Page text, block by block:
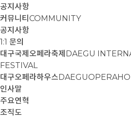
공지사항
커뮤니티 COMMUNITY
공지사항
1:1 문의
대구국제오페라축제 DAEGU
FESTIVAL
대구오페라하우스
인사말
주요연혁
조직도